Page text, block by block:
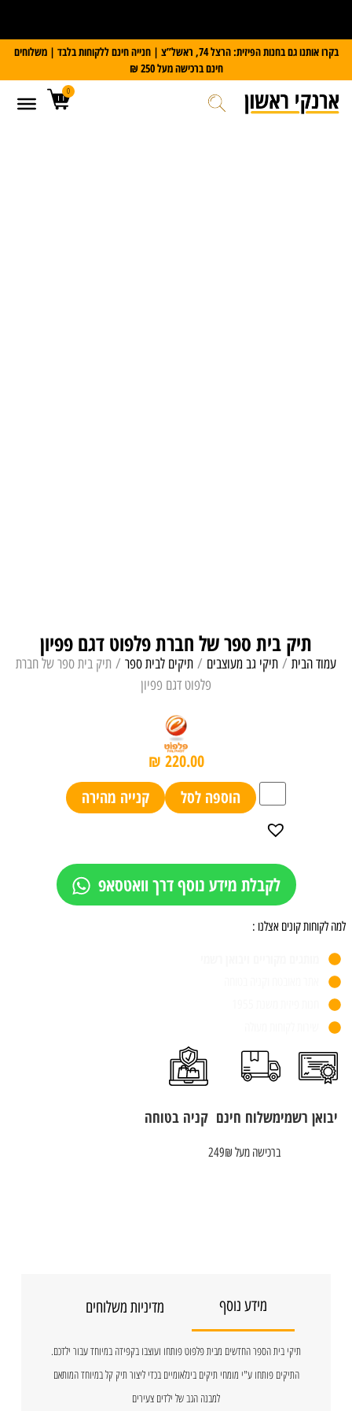
על כל מזוודת Slazenger קבלו משקל דיגיטלי במתנה
בקרו אותנו גם בחנות הפיזית: הרצל 74, ראשל”צ | חנייה חינם ללקוחות בלבד | משלוחים
חינם ברכישה מעל 250 ₪
0
תיק בית ספר של חברת פלפוט דגם פפיון
עמוד הבית / תיקי גב מעוצבים / תיקים לבית ספר / תיק בית ספר של חברת
פלפוט דגם פפיון
₪ 220.00
הוספה לסל
קנייה מהירה
לקבלת מידע נוסף דרך וואטסאפ
למה לקוחות קונים אצלנו :
יבואן רשמימשלוח חינם
ברכישה מעל 249₪
קניה בטוחה
מידע נוסף מדיניות משלוחים
תיקי בית הספר החדשים מבית פלפוט פותחו ועוצבו בקפידה במיוחד עבור ילדכם.
התיקים פותחו ע"י מומחי תיקים בינלאומיים בכדי ליצור תיק קל במיוחד המותאם
למבנה הגב של ילדים צעירים